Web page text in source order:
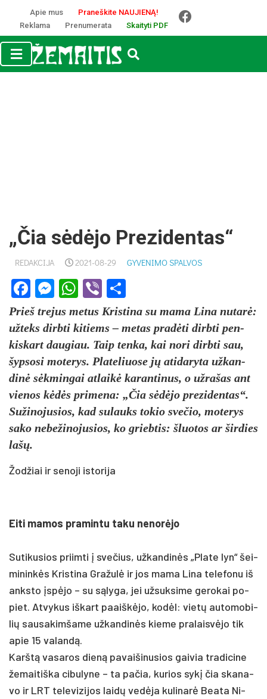
Apie mus
Praneškite NAUJIENĄ!
Reklama
Prenumerata Skaityti PDF
„Čia sėdėjo Prezidentas“
REDAKCIJA 2021-08-29 GYVENIMO SPALVOS
Facebook
Messenger
WhatsApp
Viber
Prieš tre­jus me­tus Kris­ti­na su ma­ma Li­na nu­tarė:
už­teks dirb­ti ki­tiems – me­tas pra­dėti dirb­ti pen­
kis­kart dau­giau. Taip ten­ka, kai no­ri dirb­ti sau,
šyp­so­si mo­te­rys. Pla­te­liuo­se jų ati­da­ry­ta už­kan­
dinė sėkmin­gai at­laikė ka­ran­ti­nus, o už­ra­šas ant
vie­nos kėdės pri­me­na: „Čia sėdėjo pre­zi­den­tas“.
Su­ži­no­ju­sios, kad su­lauks to­kio sve­čio, mo­te­rys
sa­ko ne­be­ži­no­ju­sios, ko grieb­tis: šluo­tos ar šir­dies
lašų.
Žodžiai ir senoji istorija
Ei­ti ma­mos pra­min­tu ta­ku ne­norė­jo
Su­ti­ku­sios priim­ti į sve­čius, už­kan­dinės „Pla­te lyn“ šei­
mi­ninkės Kris­ti­na Gra­žulė ir jos ma­ma Li­na te­le­fo­nu iš
anks­to įspėjo – su sąly­ga, jei už­suk­si­me ge­ro­kai po­
piet. At­vy­kus iš­kart paaiškė­jo, kodėl: vietų au­to­mo­bi­
lių sau­sa­kim­ša­me už­kan­dinės kie­me pra­laisvė­jo tik
apie 15 va­landą.
Karštą va­sa­ros dieną pa­vai­ši­nu­sios gai­via tra­di­ci­ne
že­mai­tiš­ka ci­bu­ly­ne – ta pa­čia, ku­rios sykį čia ska­na­
vo ir LRT televizijos laidų vedė­ja ku­li­narė Bea­ta Ni­